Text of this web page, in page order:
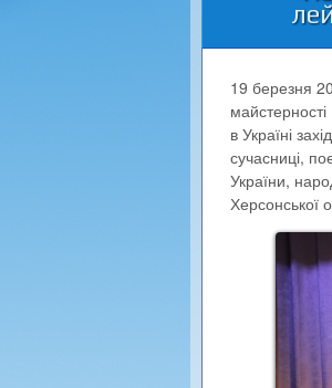
19 березня
в Україні
сучасниці,
України,
Херсонської